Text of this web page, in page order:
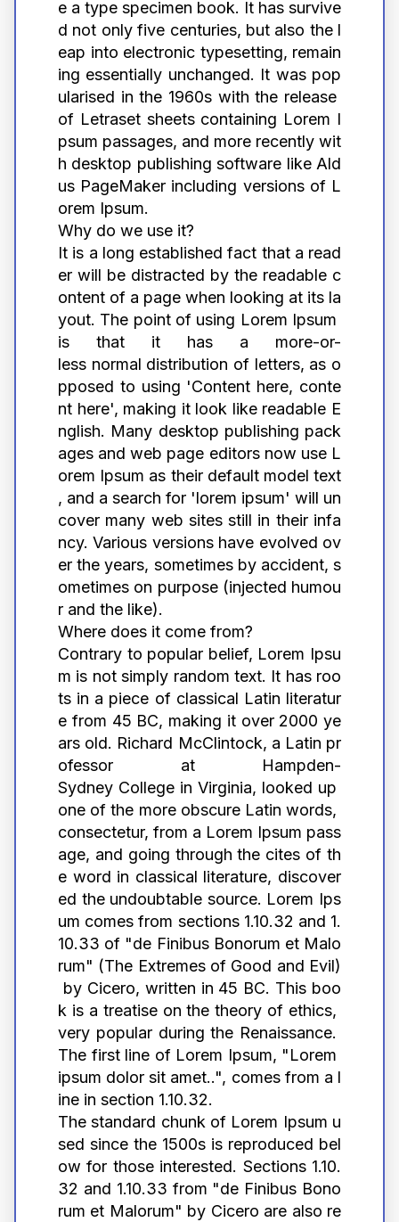
e a type specimen book. It has survive
d not only five centuries, but also the l
eap into electronic typesetting, remain
ing essentially unchanged. It was pop
ularised in the 1960s with the release
of Letraset sheets containing Lorem I
psum passages, and more recently wit
h desktop publishing software like Ald
us PageMaker including versions of L
orem Ipsum.
Why do we use it?
It is a long established fact that a read
er will be distracted by the readable c
ontent of a page when looking at its la
yout. The point of using Lorem Ipsum
is that it has a more-or-
less normal distribution of letters, as o
pposed to using 'Content here, conte
nt here', making it look like readable E
nglish. Many desktop publishing pack
ages and web page editors now use L
orem Ipsum as their default model text
, and a search for 'lorem ipsum' will un
cover many web sites still in their infa
ncy. Various versions have evolved ov
er the years, sometimes by accident, s
ometimes on purpose (injected humou
r and the like).
Where does it come from?
Contrary to popular belief, Lorem Ipsu
m is not simply random text. It has roo
ts in a piece of classical Latin literatur
e from 45 BC, making it over 2000 ye
ars old. Richard McClintock, a Latin pr
ofessor at Hampden-
Sydney College in Virginia, looked up
one of the more obscure Latin words,
consectetur, from a Lorem Ipsum pass
age, and going through the cites of th
e word in classical literature, discover
ed the undoubtable source. Lorem Ips
um comes from sections 1.10.32 and 1.
10.33 of "de Finibus Bonorum et Malo
rum" (The Extremes of Good and Evil)
by Cicero, written in 45 BC. This boo
k is a treatise on the theory of ethics,
very popular during the Renaissance.
The first line of Lorem Ipsum, "Lorem
ipsum dolor sit amet..", comes from a l
ine in section 1.10.32.
The standard chunk of Lorem Ipsum u
sed since the 1500s is reproduced bel
ow for those interested. Sections 1.10.
32 and 1.10.33 from "de Finibus Bono
rum et Malorum" by Cicero are also re